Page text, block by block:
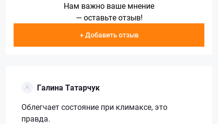
Нам важно ваше мнение
— оставьте отзыв!
+ Добавить отзыв
Галина Татарчук
Облегчает состояние при климаксе, это
правда.